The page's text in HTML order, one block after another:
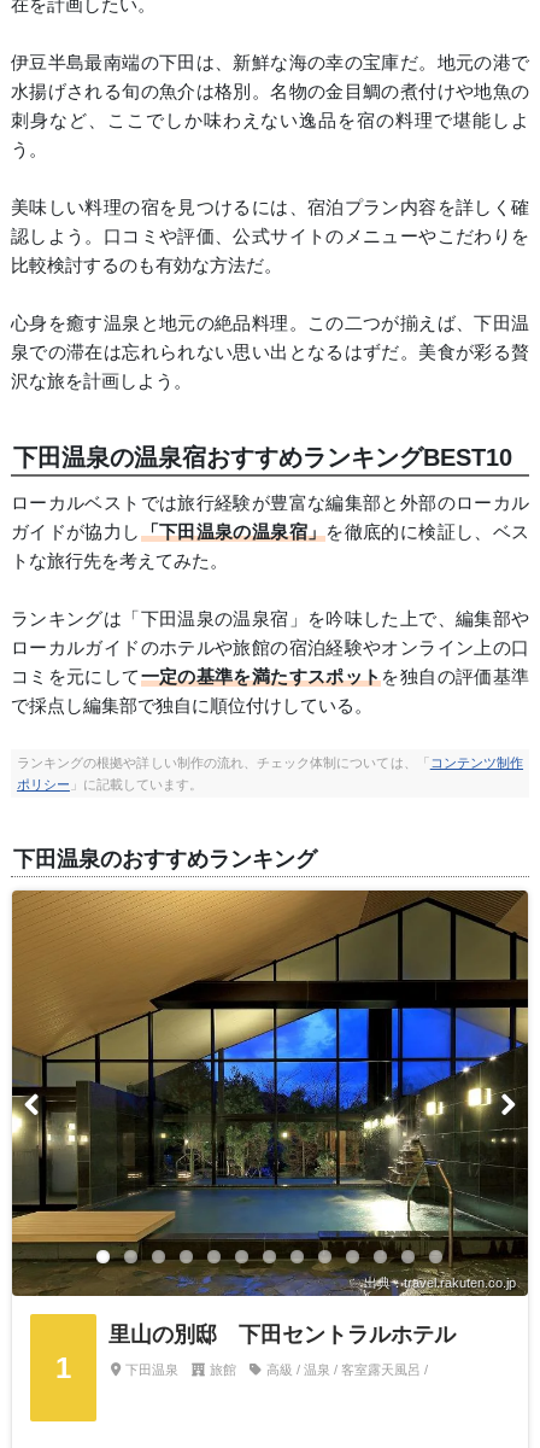
伊豆半島最南端の下田は、新鮮な海の幸の宝庫だ。地元の港で
水揚げされる旬の魚介は格別。名物の金目鯛の煮付けや地魚の
刺身など、ここでしか味わえない逸品を宿の料理で堪能しよ
う。
美味しい料理の宿を見つけるには、宿泊プラン内容を詳しく確
認しよう。口コミや評価、公式サイトのメニューやこだわりを
比較検討するのも有効な方法だ。
心身を癒す温泉と地元の絶品料理。この二つが揃えば、下田温
泉での滞在は忘れられない思い出となるはずだ。美食が彩る贅
沢な旅を計画しよう。
下田温泉の温泉宿おすすめランキングBEST10
ローカルベストでは旅行経験が豊富な編集部と外部のローカル
ガイドが協力し「下田温泉の温泉宿」を徹底的に検証し、ベス
トな旅行先を考えてみた。
ランキングは「下田温泉の温泉宿」を吟味した上で、編集部や
ローカルガイドのホテルや旅館の宿泊経験やオンライン上の口
コミを元にして一定の基準を満たすスポットを独自の評価基準
で採点し編集部で独自に順位付けしている。
ランキングの根拠や詳しい制作の流れ、チェック体制については、「 コンテンツ制作
ポリシー 」に記載しています。
下田温泉のおすすめランキング
出典：travel.rakuten.co.jp
1
里山の別邸 下田セントラルホテル
下田温泉 旅館 高級 / 温泉 / 客室露天風呂 /